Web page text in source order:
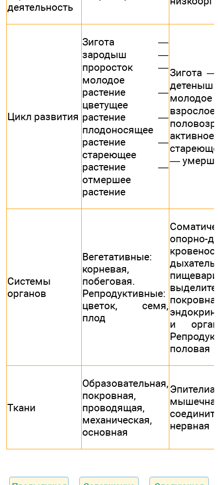
деятельность
Цикл развития
Зигота —
зародыш —
проросток —
молодое
растение —
цветущее
растение —
плодоносящее
растение —
стареющее
растение —
отмершее
растение
Зигота
—
Системы
органов
Вегетативные:
корневая,
побеговая.
Репродуктивные:
цветок, семя,
плод
опорно-
и
половая
Ткани
Образовательная,
покровная,
проводящая,
механическая,
основная
нервная